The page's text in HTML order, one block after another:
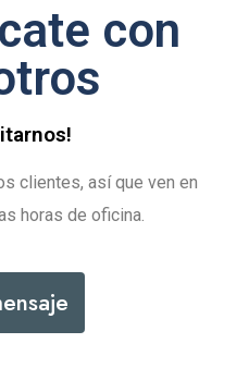
con
clientes, así que ven en
horas de oficina.